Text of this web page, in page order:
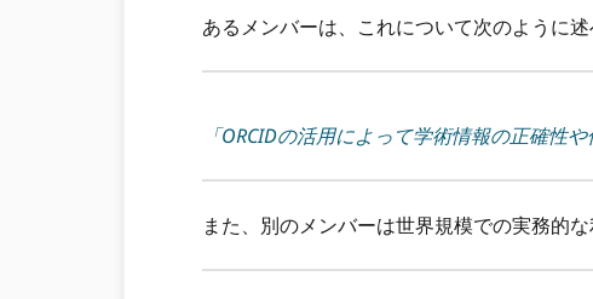
あるメンバーは、これについて次のように述
「ORCIDの活用によって学術情報の正確性
また、別のメンバーは世界規模での実務的な